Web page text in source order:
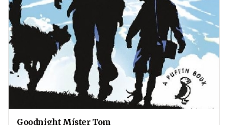
Goodnight Míster Tom